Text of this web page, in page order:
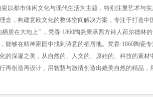
瓷以都市休闲文化与现代生活为主题，特别注重艺术与
念，构建意欧文化的整体空间解决方案，专注于打造中
栖居在大地上” ，梵香·1860陶瓷秉承西方诗人荷尔德林
能够在精神家园中找到诗意的栖居地。梵香·1860陶瓷
的深邃之美，从自然的、人文的、原始的、科技的素
再创造再设计，用智慧与激情创造出媲美自然的精品，